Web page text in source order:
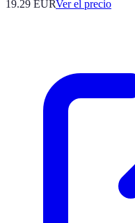
19.29 EURVer el precio